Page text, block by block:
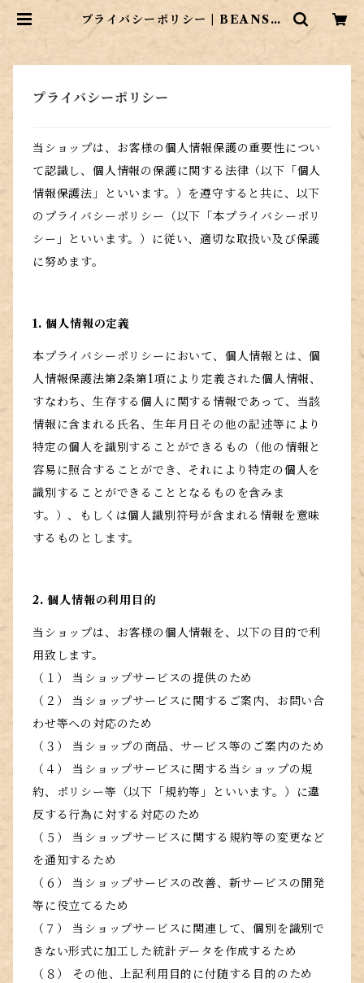
プライバシーポリシー | BEANS
プライバシーポリシー
当ショップは、お客様の個人情報保護の重要性につい
て認識し、個人情報の保護に関する法律（以下「個人
情報保護法」といいます。）を遵守すると共に、以下
のプライバシーポリシー（以下「本プライバシーポリ
シー」といいます。）に従い、適切な取扱い及び保護
に努めます。
1. 個人情報の定義
本プライバシーポリシーにおいて、個人情報とは、個
人情報保護法第2条第1項により定義された個人情報、
すなわち、生存する個人に関する情報であって、当該
情報に含まれる氏名、生年月日その他の記述等により
特定の個人を識別することができるもの（他の情報と
容易に照合することができ、それにより特定の個人を
識別することができることとなるものを含みま
す。）、もしくは個人識別符号が含まれる情報を意味
するものとします。
2. 個人情報の利用目的
当ショップは、お客様の個人情報を、以下の目的で利
用致します。
（１） 当ショップサービスの提供のため
（２） 当ショップサービスに関するご案内、お問い合
わせ等への対応のため
（３） 当ショップの商品、サービス等のご案内のため
（４） 当ショップサービスに関する当ショップの規
約、ポリシー等（以下「規約等」といいます。）に違
反する行為に対する対応のため
（５） 当ショップサービスに関する規約等の変更など
を通知するため
（６） 当ショップサービスの改善、新サービスの開発
等に役立てるため
（７） 当ショップサービスに関連して、個別を識別で
きない形式に加工した統計データを作成するため
（８） その他、上記利用目的に付随する目的のため